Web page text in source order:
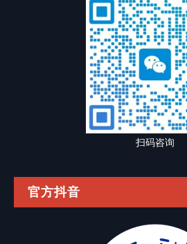
扫码咨询
官方抖音